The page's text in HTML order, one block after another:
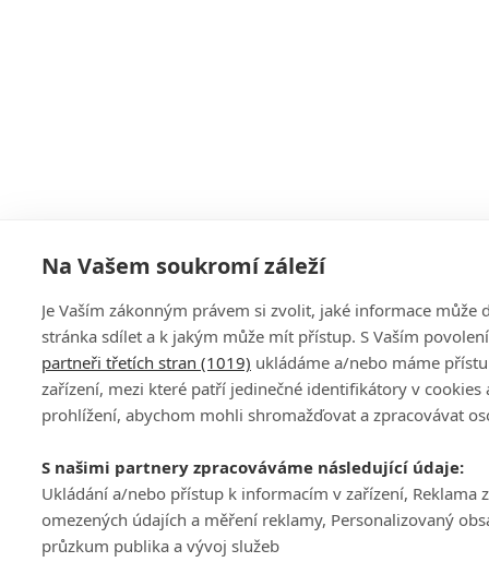
Na Vašem soukromí záleží
Je Vaším zákonným právem si zvolit, jaké informace může
stránka sdílet a k jakým může mít přístup. S Vaším
partneři třetích stran (1019) ukládáme a/nebo máme
zařízení, mezi které patří jedinečné identifikátory v cookies
prohlížení, abychom mohli shromažďovat a zpracovávat
S našimi partnery zpracováváme následující údaje:
Ukládání a/nebo přístup k informacím v zařízení, Reklama
omezených údajích a měření reklamy, Personalizovaný
průzkum publika a vývoj služeb